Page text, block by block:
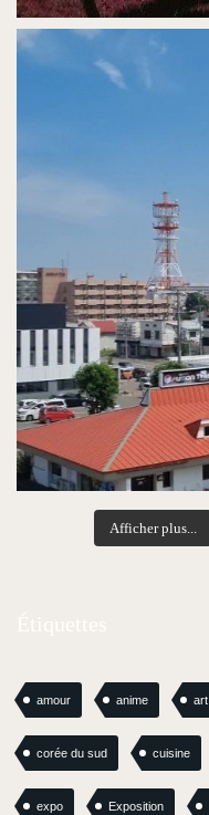
Afficher plus...
amour anime art
corée du sud cuisine
expo Exposition